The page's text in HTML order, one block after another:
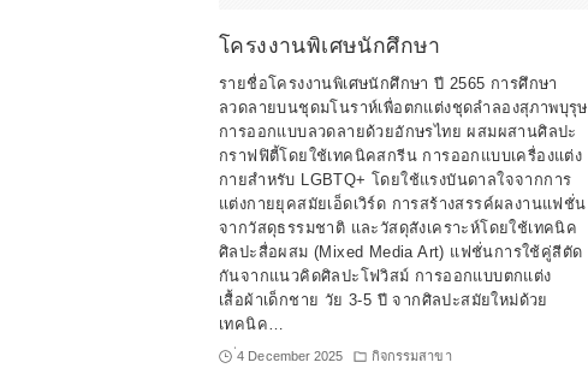
โครงงานพิเศษนักศึกษา
รายชื่อโครงงานพิเศษนักศึกษา ปี 2565 การศึกษา
ลวดลายบนชุดมโนราห์เพื่อตกแต่งชุดลำลองสุภาพบุรุษ
การออกแบบลวดลายด้วยอักษรไทย ผสมผสานศิลปะ
กราฟฟิตี้โดยใช้เทคนิคสกรีน การออกแบบเครื่องแต่ง
กายสำหรับ LGBTQ+ โดยใช้แรงบันดาลใจจากการ
แต่งกายยุคสมัยเอ็ดเวิร์ด การสร้างสรรค์ผลงานแฟชั่น
จากวัสดุธรรมชาติ และวัสดุสังเคราะห์โดยใช้เทคนิค
ศิลปะสื่อผสม (Mixed Media Art) แฟชั่นการใช้คู่สีตัด
กันจากแนวคิดศิลปะโฟวิสม์ การออกแบบตกแต่ง
เสื้อผ้าเด็กชาย วัย 3-5 ปี จากศิลปะสมัยใหม่ด้วย
เทคนิค…
่4 December 2025 กิจกรรมสาขา